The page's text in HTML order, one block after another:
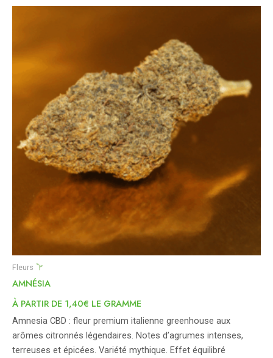
Fleurs
AMNÉSIA
À PARTIR DE 1,40€ LE GRAMME
Amnesia CBD : fleur premium italienne greenhouse aux
arômes citronnés légendaires. Notes d’agrumes intenses,
terreuses et épicées. Variété mythique. Effet équilibré